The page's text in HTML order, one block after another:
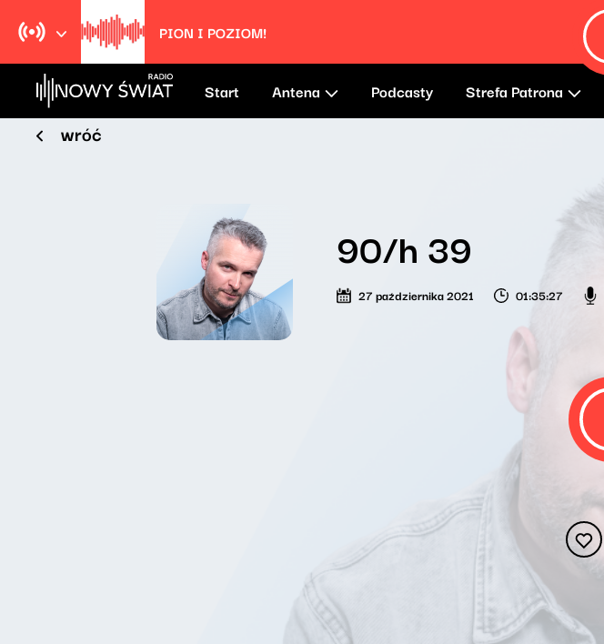
Eros Ramazzotti
Start Antena Podcasty Strefa Patrona
wróć
90/h 39
27 października 2021 01:35:27